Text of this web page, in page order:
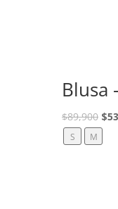
Blusa
$89,900 El
$
S M